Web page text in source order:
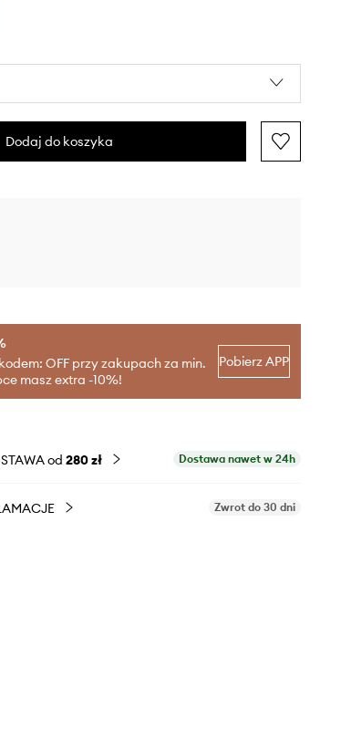
Dodaj do koszyka
OFF przy zakupach za min.
masz extra -10%!
Pobierz APP
od 280 zł Dostawa nawet w 24h
Zwrot do 30 dni